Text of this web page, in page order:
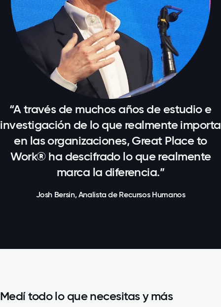
“A través de muchos años de estudio e
investigación de lo que realmente importa
en las organizaciones, Great Place to
Work® ha descifrado lo que realmente
marca la diferencia.”
Josh Bersin, Analista de Recursos Humanos
Medí todo lo que necesitas y más